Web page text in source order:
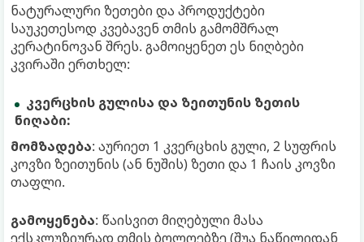
ნატურალური ზეთები და პროდუქტები
საუკეთესოდ კვებავენ თმის გამომშრალ
კერატინოვან შრეს. გამოიყენეთ ეს ნიღბები
კვირაში ერთხელ:
კვერცხის გულისა და ზეითუნის ზეთის
ნიღაბი:
მომზადება: აურიეთ 1 კვერცხის გული, 2 სუფრის
კოვზი ზეითუნის (ან ნუშის) ზეთი და 1 ჩაის კოვზი
თაფლი.
გამოყენება: წაისვით მიღებული მასა
ექსკლუზიურად თმის ბოლოებზე (შუა ნაწილიდან